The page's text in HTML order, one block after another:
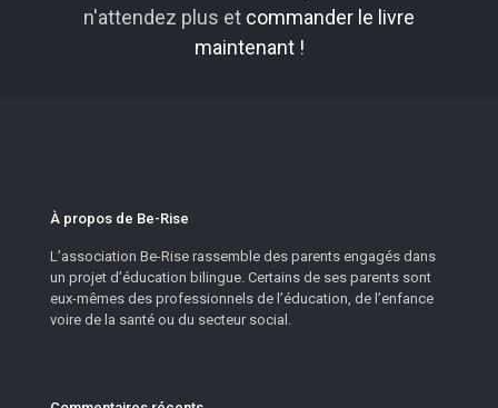
n'attendez plus et commander le livre
maintenant !
À propos de Be-Rise
L’association Be-Rise rassemble des parents engagés dans
un projet d’éducation bilingue. Certains de ses parents sont
eux-mêmes des professionnels de l’éducation, de l’enfance
voire de la santé ou du secteur social.